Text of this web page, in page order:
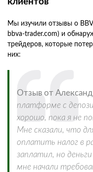
клиентов
Мы изучили отзывы о
bbva-trader.com) и
трейдеров, которые
них:
Отзыв от
платформе с
хорошо, пока я не
Мне сказали, что
оплатить налог в
заплатил, но
мне начали